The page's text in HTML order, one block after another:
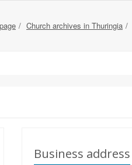
Church archives in Thuringia
Business address